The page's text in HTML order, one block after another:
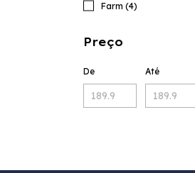
Farm (4)
Preço
De Até